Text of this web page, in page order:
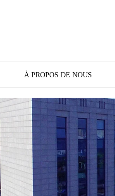
À PROPOS DE NOUS